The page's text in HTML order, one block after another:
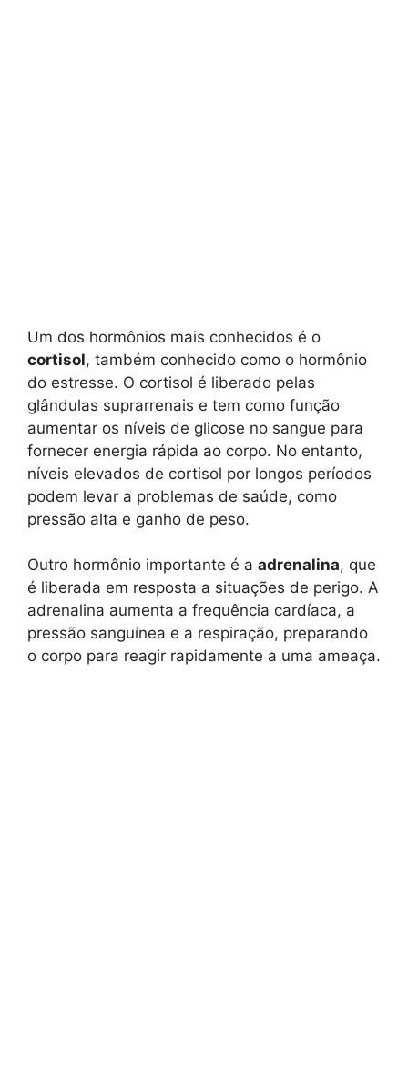
Um dos hormônios mais conhecidos é o
cortisol, também conhecido como o hormônio
do estresse. O cortisol é liberado pelas
glândulas suprarrenais e tem como função
aumentar os níveis de glicose no sangue para
fornecer energia rápida ao corpo. No entanto,
níveis elevados de cortisol por longos períodos
podem levar a problemas de saúde, como
pressão alta e ganho de peso.
Outro hormônio importante é a adrenalina, que
é liberada em resposta a situações de perigo. A
adrenalina aumenta a frequência cardíaca, a
pressão sanguínea e a respiração, preparando
o corpo para reagir rapidamente a uma ameaça.